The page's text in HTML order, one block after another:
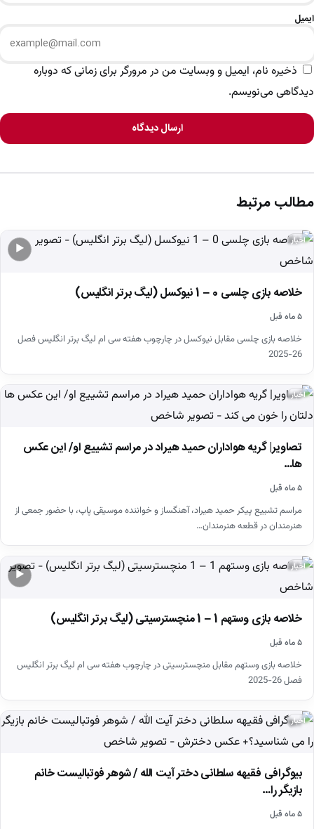
ایمیل
ذخیره نام، ایمیل و وبسایت من در مرورگر برای زمانی که دوباره
دیدگاهی می‌نویسم.
ارسال دیدگاه
مطالب مرتبط
▶
اخبار
خلاصه بازی چلسی 0 – 1 نیوکسل (لیگ برتر انگلیس)
۵ ماه قبل
خلاصه بازی چلسی مقابل نیوکسل در چارچوب هفته سی ام لیگ برتر انگلیس فصل
26-2025
اخبار
تصاویر| گریه هواداران حمید هیراد در مراسم تشییع او/ این عکس
ها…
۵ ماه قبل
مراسم تشییع پیکر حمید هیراد، آهنگساز و خواننده موسیقی پاپ، با حضور جمعی از
هنرمندان در قطعه هنرمندان…
▶
اخبار
خلاصه بازی وستهم 1 – 1 منچسترسیتی (لیگ برتر انگلیس)
۵ ماه قبل
خلاصه بازی وستهم مقابل منچسترسیتی در چارچوب هفته سی ام لیگ برتر انگلیس
فصل 26-2025
اخبار
بیوگرافی فقیهه سلطانی دختر آیت الله / شوهر فوتبالیست خانم
بازیگر را…
۵ ماه قبل